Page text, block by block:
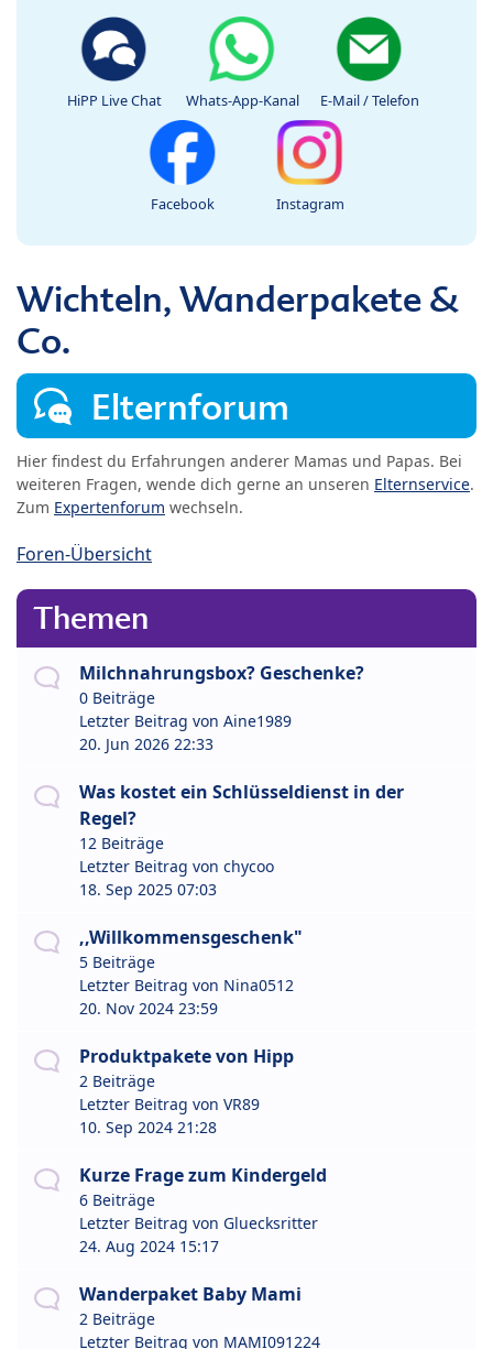
HiPP Live Chat Whats-App-Kanal E-Mail / Telefon
Facebook Instagram
Wichteln, Wanderpakete &
Co.
Elternforum
Hier findest du Erfahrungen anderer Mamas und Papas. Bei
weiteren Fragen, wende dich gerne an unseren Elternservice.
Zum Expertenforum wechseln.
Foren-Übersicht
Themen
Milchnahrungsbox? Geschenke?
0 Beiträge
Letzter Beitrag von Aine1989
20. Jun 2026 22:33
Was kostet ein Schlüsseldienst in der
Regel?
12 Beiträge
Letzter Beitrag von chycoo
18. Sep 2025 07:03
,,Willkommensgeschenk"
5 Beiträge
Letzter Beitrag von Nina0512
20. Nov 2024 23:59
Produktpakete von Hipp
2 Beiträge
Letzter Beitrag von VR89
10. Sep 2024 21:28
Kurze Frage zum Kindergeld
6 Beiträge
Letzter Beitrag von Gluecksritter
24. Aug 2024 15:17
Wanderpaket Baby Mami
2 Beiträge
Letzter Beitrag von MAMI091224